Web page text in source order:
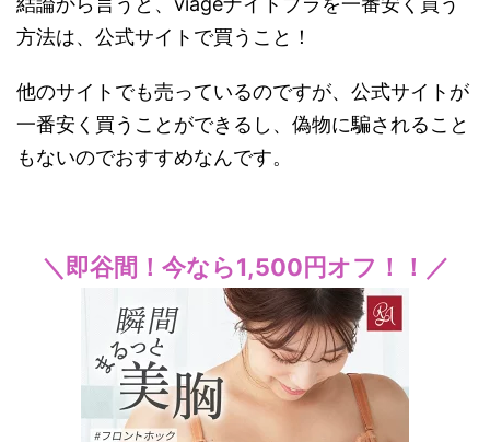
方法は、公式サイトで買うこと！
他のサイトでも売っているのですが、公式サイトが
一番安く買うことができるし、偽物に騙されること
もないのでおすすめなんです。
＼即谷間！今なら1,500円オフ！！／